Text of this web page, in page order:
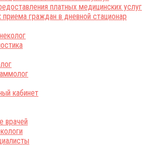
платных медицинских услуг
приема граждан в дневной стационар
кабинет
врачей